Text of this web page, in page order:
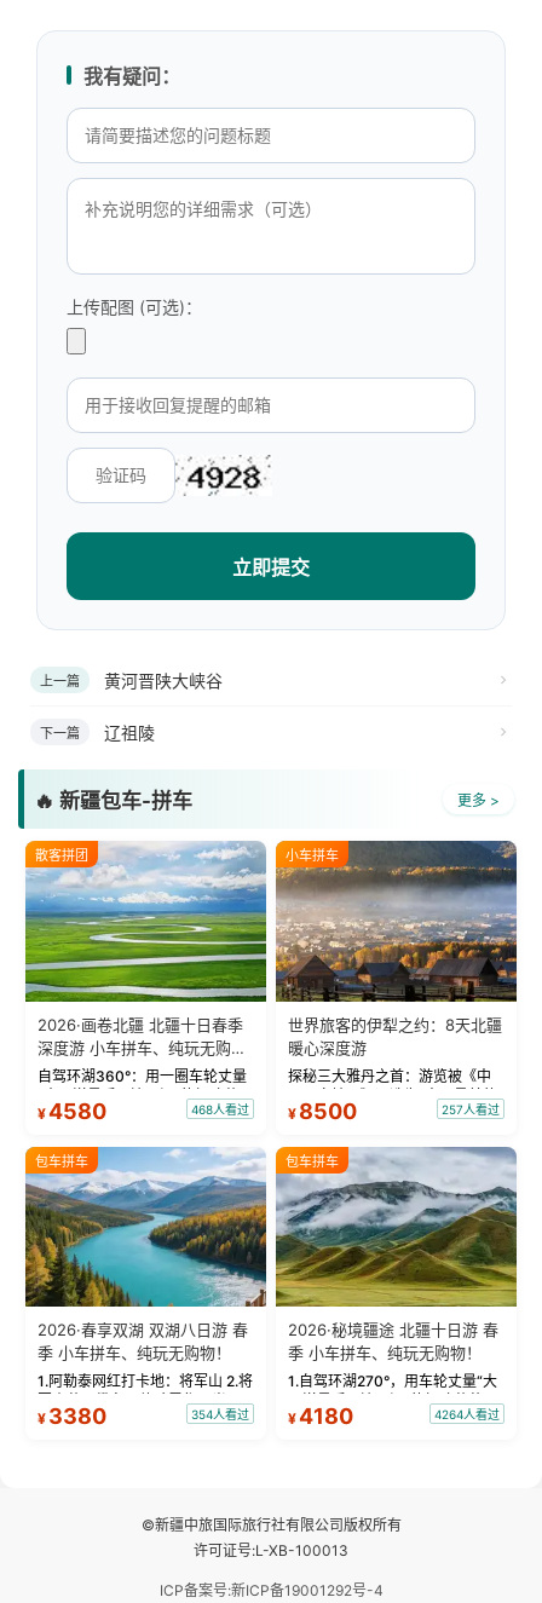
我有疑问：
上传配图 (可选)：
立即提交
上一篇 黄河晋陕大峡谷
下一篇 辽祖陵
🔥 新疆包车-拼车 更多 >
散客拼团
2026·画卷北疆 北疆十日春季
深度游 小车拼车、纯玩无购
物！
自驾环湖360°：用一圈车轮丈量
“大西洋最后一滴眼泪”的极致蔚
蓝。 赛湖旅拍：甄选多款风格服
绝美瞬间。 赛湖坦克300跟车视
频：专业摄影师...
¥4580 468人看过
小车拼车
世界旅客的伊犁之约：8天北疆
暖心深度游
探秘三大雅丹之首：游览被《中
国国家地理》评选为“中国最美的
三大雅丹”第一名的克拉玛依魔鬼
瓦人最大村落——禾木村，欣赏
晨雾与小木...
¥ 8500 257人看过
包车拼车
2026·春享双湖 双湖八日游 春
季 小车拼车、纯玩无购物！
1.阿勒泰网红打卡地：将军山 2.将
军山落日缆车，体验雪都风光 3.
将军山，夕阳派对，蹦迪party 4.
¥ 3380 354人看过
包车拼车
2026·秘境疆途 北疆十日游 春
季 小车拼车、纯玩无购物！
1.自驾环湖270°，用车轮丈量“大
西洋最后一滴眼泪”的极致蔚蓝，
让雪山、花海与深邃湖水在转弯
¥4180 4264人看过
©新疆中旅国际旅行社有限公司版权所有
许可证号:L-XB-100013
ICP备案号:新ICP备19001292号-4